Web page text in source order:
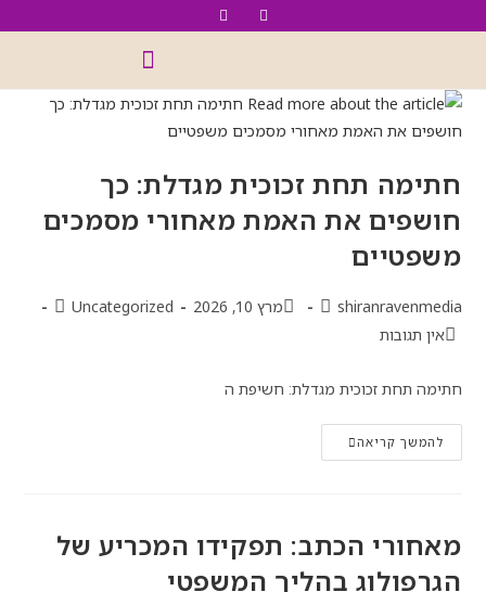
חתימה תחת זכוכית מגדלת: כך
חושפים את האמת מאחורי מסמכים
משפטיים
shiranravenmedia מרץ 10, 2026
Uncategorized
אין תגובות
חתימה תחת זכוכית מגדלת: חשיפת ה
להמשך קריאה
מאחורי הכתב: תפקידו המכריע של
הגרפולוג בהליך המשפטי